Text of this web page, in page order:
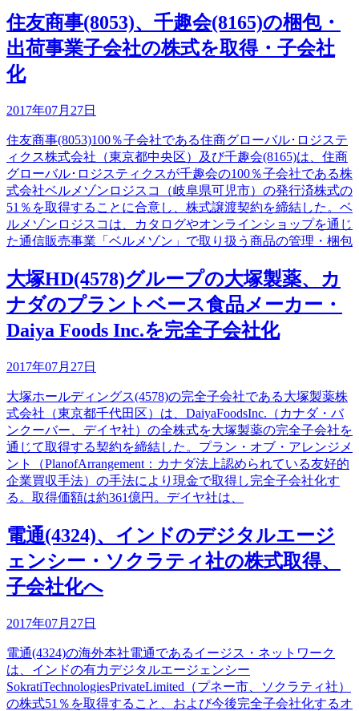
住友商事(8053)、千趣会(8165)の梱包・
出荷事業子会社の株式を取得・子会社
化
2017年07月27日
住友商事(8053)100％子会社である住商グローバル･ロジステ
ィクス株式会社（東京都中央区）及び千趣会(8165)は、住商
グローバル･ロジスティクスが千趣会の100％子会社である株
式会社ベルメゾンロジスコ（岐阜県可児市）の発行済株式の
51％を取得することに合意し、株式譲渡契約を締結した。ベ
ルメゾンロジスコは、カタログやオンラインショップを通じ
た通信販売事業「ベルメゾン」で取り扱う商品の管理・梱包
大塚HD(4578)グループの大塚製薬、カ
ナダのプラントベース食品メーカー・
Daiya Foods Inc.を完全子会社化
2017年07月27日
大塚ホールディングス(4578)の完全子会社である大塚製薬株
式会社（東京都千代田区）は、DaiyaFoodsInc.（カナダ・バ
ンクーバー、デイヤ社）の全株式を大塚製薬の完全子会社を
通じて取得する契約を締結した。プラン・オブ・アレンジメ
ント（PlanofArrangement：カナダ法上認められている友好的
企業買収手法）の手法により現金で取得し完全子会社化す
る。取得価額は約361億円。デイヤ社は、
電通(4324)、インドのデジタルエージ
ェンシー・ソクラティ社の株式取得、
子会社化へ
2017年07月27日
電通(4324)の海外本社電通であるイージス・ネットワーク
は、インドの有力デジタルエージェンシー
SokratiTechnologiesPrivateLimited（プネー市、ソクラティ社）
の株式51％を取得すること、および今後完全子会社化するオ